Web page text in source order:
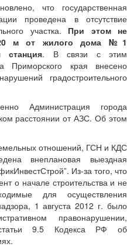
что государственная
проведена в отсутствие
участка. При этом не
20 м от жилого дома №1
станция. В связи с этим
Приморского края внесено
градостроительного
Администрация города
расстоянии от АЗС. Об этом
отношений, ГСН и КДС
внеплановая выездная
Из-за того, что
о начале строительства и не
для осуществления
1 августа 2012 г. было
правонарушении,
9.5 Кодекса РФ об